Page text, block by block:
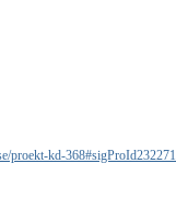
proekt-kd-